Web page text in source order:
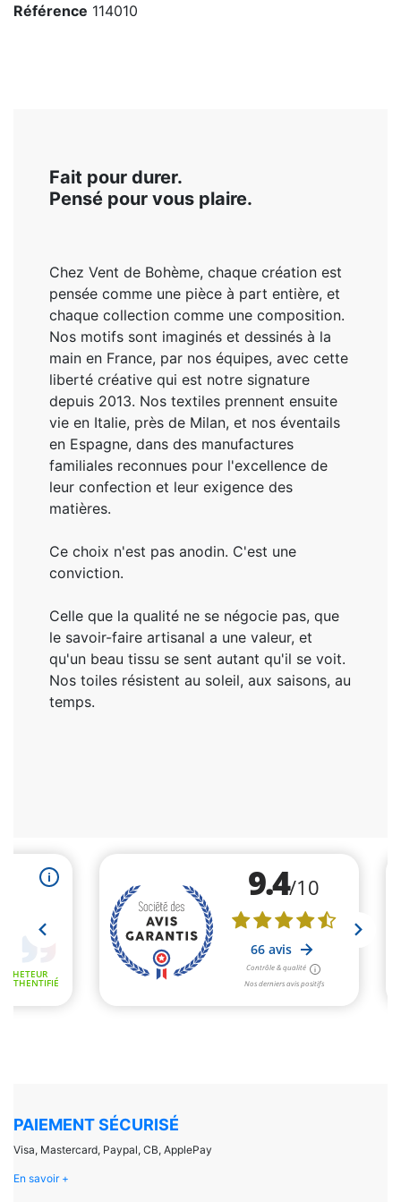
Référence 114010
Fait pour durer.
Pensé pour vous plaire.
Chez Vent de Bohème, chaque création est
pensée comme une pièce à part entière, et
chaque collection comme une composition.
Nos motifs sont imaginés et dessinés à la
main en France, par nos équipes, avec cette
liberté créative qui est notre signature
depuis 2013. Nos textiles prennent ensuite
vie en Italie, près de Milan, et nos éventails
en Espagne, dans des manufactures
familiales reconnues pour l'excellence de
leur confection et leur exigence des
matières.
Ce choix n'est pas anodin. C'est une
conviction.
Celle que la qualité ne se négocie pas, que
le savoir-faire artisanal a une valeur, et
qu'un beau tissu se sent autant qu'il se voit.
Nos toiles résistent au soleil, aux saisons, au
temps.
PAIEMENT SÉCURISÉ
Visa, Mastercard, Paypal, CB, ApplePay
En savoir +